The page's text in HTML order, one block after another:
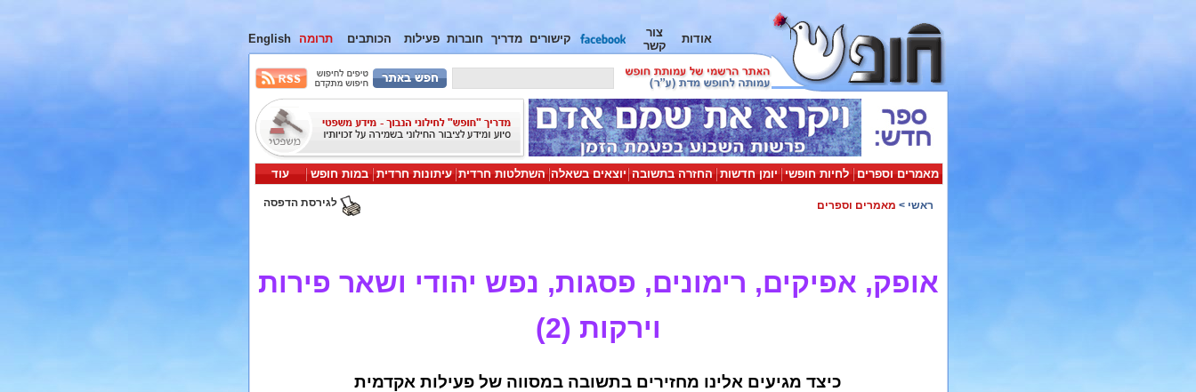
אודות
צור
קשר
קישורים מדריך חוברות פעילות הכותבים תרומה English
מאמרים וספרים לחיות חופשי יומן חדשות החזרה בתשובה יוצאים בשאלה השתלטות חרדית עיתונות חרדית במות חופש עוד
ראשי > מאמרים וספרים לגירסת הדפסה
אופק, אפיקים, רימונים, פסגות, נפש יהודי ושאר פירות
וירקות (2)
כיצד מגיעים אלינו מחזירים בתשובה במסווה של פעילות אקדמית